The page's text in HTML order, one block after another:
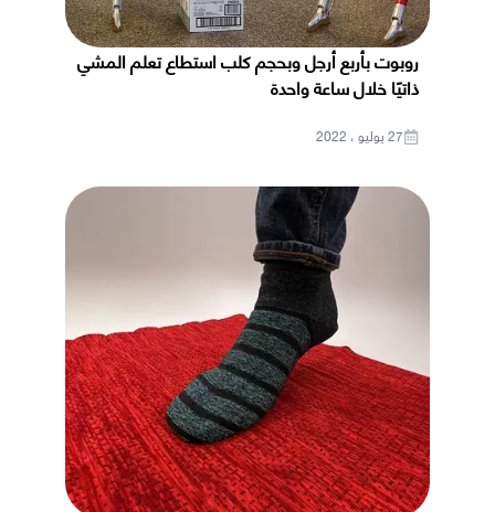
روبوت بأربع أرجل وبحجم كلب استطاع تعلم المشي
ذاتيًا خلال ساعة واحدة
27 يوليو ، 2022